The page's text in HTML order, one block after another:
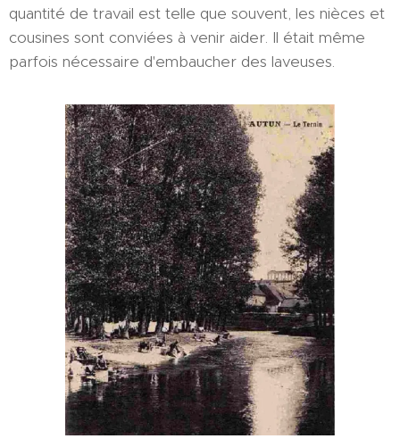
quantité de travail est telle que souvent, les nièces et
cousines sont conviées à venir aider. Il était même
parfois nécessaire d'embaucher des laveuses.